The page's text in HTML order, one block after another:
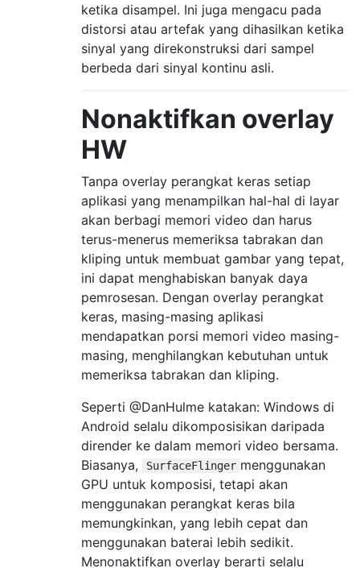
ketika disampel. Ini juga mengacu pada
distorsi atau artefak yang dihasilkan ketika
sinyal yang direkonstruksi dari sampel
berbeda dari sinyal kontinu asli.
Nonaktifkan overlay
HW
Tanpa overlay perangkat keras setiap
aplikasi yang menampilkan hal-hal di layar
akan berbagi memori video dan harus
terus-menerus memeriksa tabrakan dan
kliping untuk membuat gambar yang tepat,
ini dapat menghabiskan banyak daya
pemrosesan. Dengan overlay perangkat
keras, masing-masing aplikasi
mendapatkan porsi memori video masing-
masing, menghilangkan kebutuhan untuk
memeriksa tabrakan dan kliping.
Seperti @DanHulme katakan: Windows di
Android selalu dikomposisikan daripada
dirender ke dalam memori video bersama.
Biasanya,
SurfaceFlinger menggunakan
GPU untuk komposisi, tetapi akan
menggunakan perangkat keras bila
memungkinkan, yang lebih cepat dan
menggunakan baterai lebih sedikit.
Menonaktifkan overlay berarti selalu